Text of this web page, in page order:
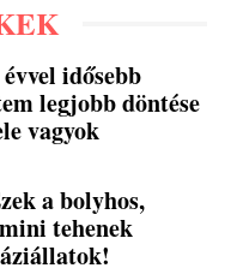
idősebb
legjobb döntése
vagyok
a bolyhos,
tehenek